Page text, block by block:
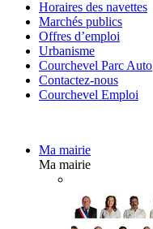
Horaires des navettes
Marchés publics
Offres d’emploi
Urbanisme
Courchevel Parc Auto
Contactez-nous
Courchevel Emploi
Ma mairie
Ma mairie